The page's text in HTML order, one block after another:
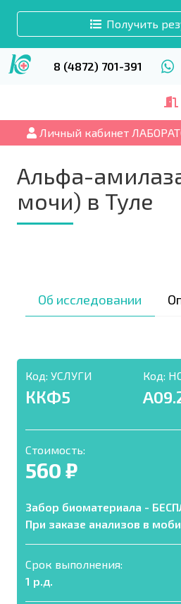
Получить
8 (4872) 701-391
Личный кабинет
Альфа-
мочи) в Туле
Об исследовании
Код: УСЛУГИ
ККФ5
Код:
Стоимость:
560 ₽
Забор биоматериала -
При заказе анализов в
Срок выполнения:
1 р.д.